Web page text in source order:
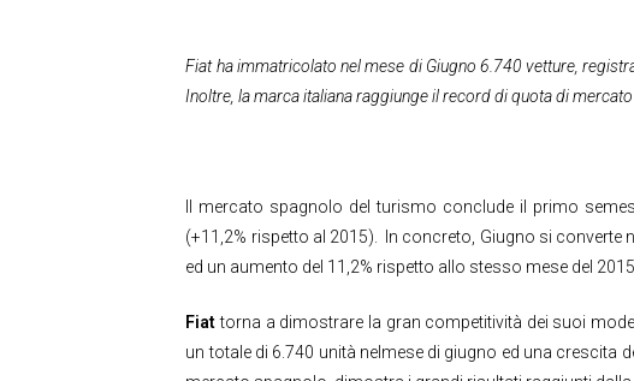
Fiat ha immatricolato nel mese di Giugno 6.740 vetture,
Inoltre, la marca italiana raggiunge il record di quotadi
Il mercato spagnolo del turismo conclude il primo
(+11,2% rispetto al 2015). In concreto, Giugno si converte
ed un aumento del 11,2% rispetto allo stesso mese del
Fiattorna a dimostrare la gran competitività dei suoi
un totale di 6.740 unità nelmese di giugno ed una crescita